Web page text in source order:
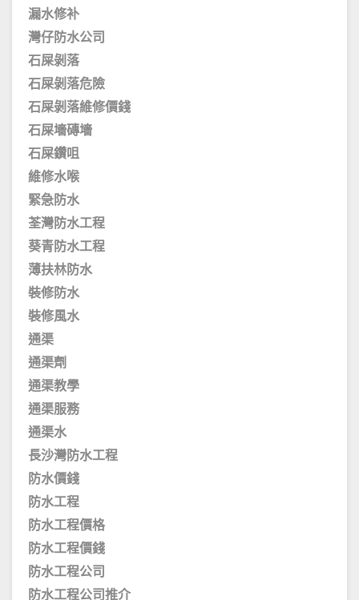
漏水修补
灣仔防水公司
石屎剝落
石屎剝落危險
石屎剝落維修價錢
石屎墻磚墻
石屎鑽咀
維修水喉
緊急防水
荃灣防水工程
葵青防水工程
薄扶林防水
裝修防水
裝修風水
通渠
通渠劑
通渠教學
通渠服務
通渠水
長沙灣防水工程
防水價錢
防水工程
防水工程價格
防水工程價錢
防水工程公司
防水工程公司推介